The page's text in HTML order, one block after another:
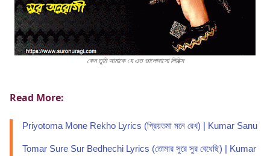
কেন তুমি আমাকে যে এত ভালোবাসো লিরিক্স
Read More:
Priyotoma Mone Rekho Lyrics (প্রিয়তমা মনে রেখ) | Kumar Sanu
Tomar Sure Sur Bedhechi Lyrics (তোমার সুরে সুর বেধেছি) | Kumar